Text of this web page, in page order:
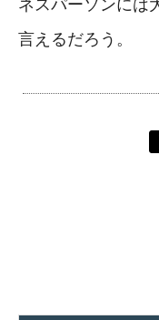
ネスパーソンには
言えるだろう。